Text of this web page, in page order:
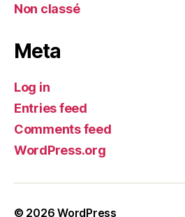
Non classé
Meta
Log in
Entries feed
Comments feed
WordPress.org
© 2026WordPress